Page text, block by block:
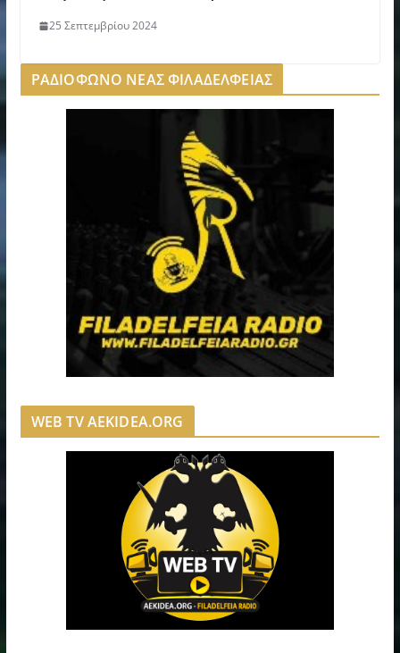
25 Σεπτεμβρίου 2024
ΡΑΔΙΟΦΩΝΟ ΝΕΑΣ ΦΙΛΑΔΕΛΦΕΙΑΣ
WEB TV AEKIDEA.ORG